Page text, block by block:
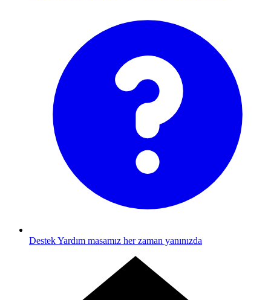
DestekYardım masamız her zaman yanınızda